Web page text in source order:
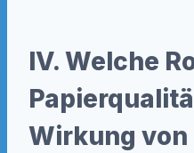
IV. Welche
Wirkung